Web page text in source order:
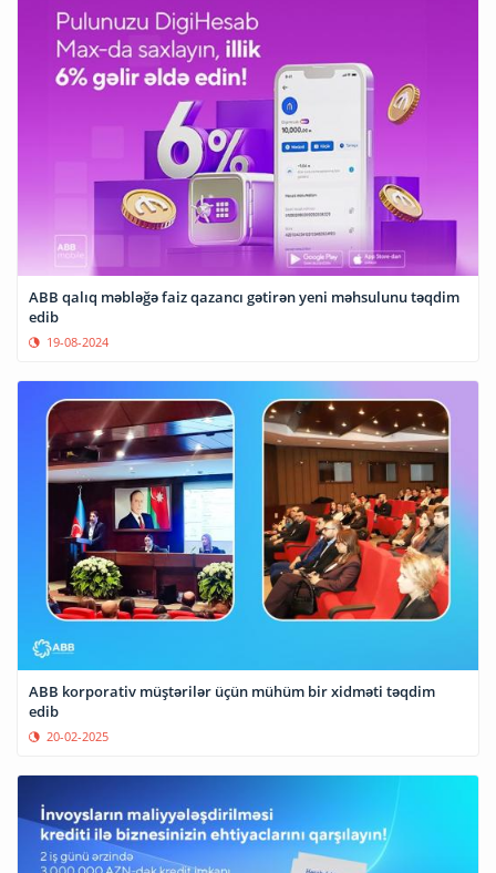
ABB qalıq məbləğə faiz qazancı gətirən yeni məhsulunu təqdim
edib
19-08-2024
ABB korporativ müştərilər üçün mühüm bir xidməti təqdim
edib
20-02-2025